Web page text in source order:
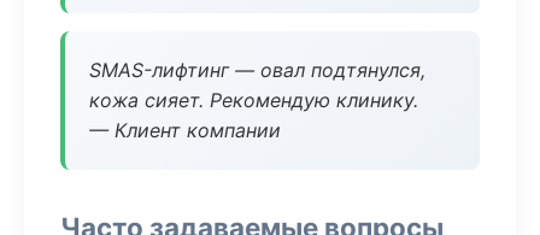
SMAS-лифтинг — овал подтянулся,
кожа сияет. Рекомендую клинику.
— Клиент компании
Часто задаваемые вопросы